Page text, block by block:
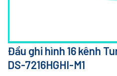
Đầu ghi hình 16 kênh
DS-7216HGHI-M1